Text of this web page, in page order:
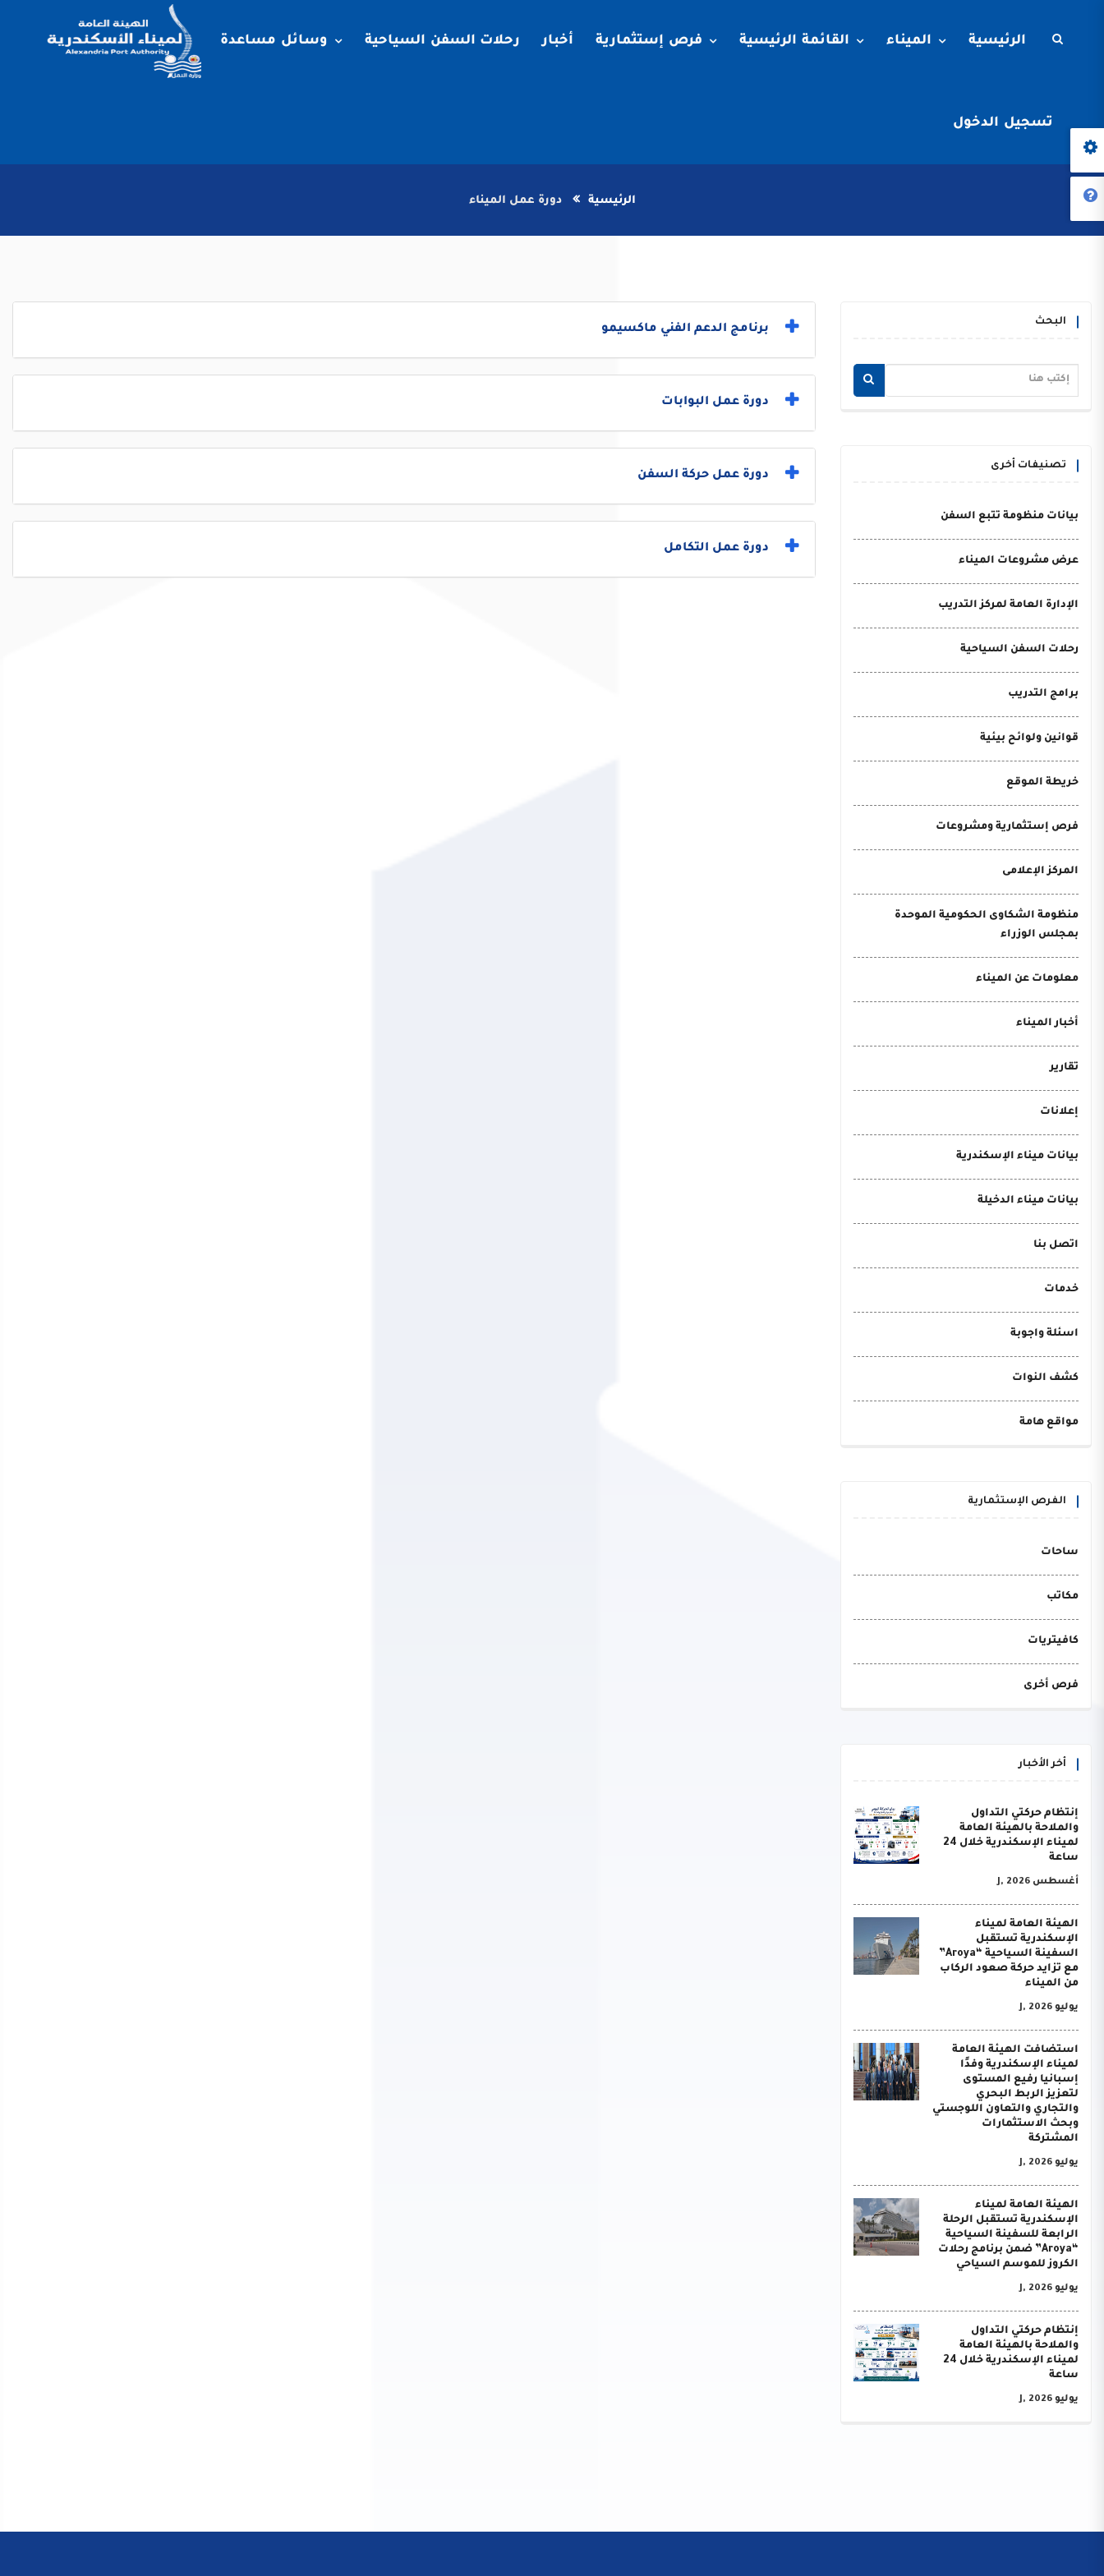
الرئيسية الميناء القائمة الرئيسية فرص إستثمارية أخبار رحلات السفن السياحية وسائل مساعدة
تسجيل الدخول
الرئيسية دورة عمل الميناء
البحث
تصنيفات أخرى
بيانات منظومة تتبع السفن
عرض مشروعات الميناء
الإدارة العامة لمركز التدريب
رحلات السفن السياحية
برامج التدريب
قوانين ولوائح بيئية
خريطة الموقع
فرص إستثمارية ومشروعات
المركز الإعلامى
منظومة الشكاوى الحكومية الموحدة
بمجلس الوزراء
معلومات عن الميناء
أخبار الميناء
تقارير
إعلانات
بيانات ميناء الإسكندرية
بيانات ميناء الدخيلة
اتصل بنا
خدمات
اسئلة واجوبة
كشف النوات
مواقع هامة
الفرص الإستثمارية
ساحات
مكاتب
كافيتريات
فرص أخرى
أخر الأخبار
إنتظام حركتي التداول
والملاحة بالهيئة العامة
لميناء الإسكندرية خلال 24
ساعة
أغسطس J, 2026
الهيئة العامة لميناء
الإسكندرية تستقبل
السفينة السياحية “Aroya”
مع تزايد حركة صعود الركاب
من الميناء
يوليو J, 2026
استضافت الهيئة العامة
لميناء الإسكندرية وفدًا
إسبانيا رفيع المستوى
لتعزيز الربط البحري
والتجاري والتعاون اللوجستي
وبحث الاستثمارات
المشتركة
يوليو J, 2026
الهيئة العامة لميناء
الإسكندرية تستقبل الرحلة
الرابعة للسفينة السياحية
“Aroya” ضمن برنامج رحلات
الكروز للموسم السياحي
يوليو J, 2026
إنتظام حركتي التداول
والملاحة بالهيئة العامة
لميناء الإسكندرية خلال 24
ساعة
يوليو J, 2026
برنامج الدعم الفني ماكسيمو
دورة عمل البوابات
دورة عمل حركة السفن
دورة عمل التكامل